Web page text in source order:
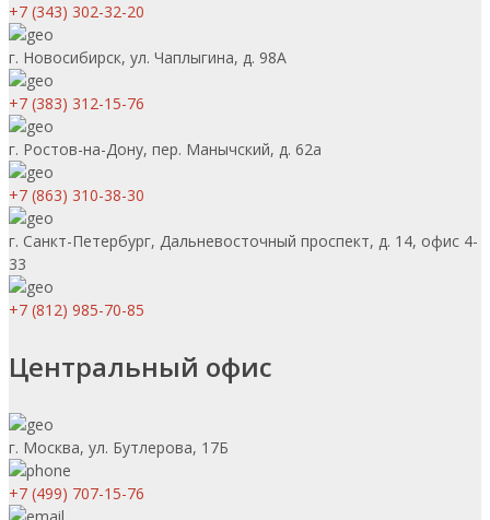
+7 (343) 302-32-20
г. Новосибирск, ул. Чаплыгина, д. 98А
+7 (383) 312-15-76
г. Ростов-на-Дону, пер. Манычский, д. 62а
+7 (863) 310-38-30
г. Санкт-Петербург, Дальневосточный проспект, д. 14, офис 4-
33
+7 (812) 985-70-85
Центральный офис
г. Москва, ул. Бутлерова, 17Б
+7 (499) 707-15-76